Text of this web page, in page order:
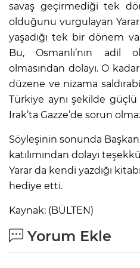
savaş geçirmediği tek
olduğunu vurgulayan
yaşadığı tek bir dönem
Bu, Osmanlı’nın adil
olmasından dolayı. O
düzene ve nizama
Türkiye aynı şekilde güçlü
Irak’ta Gazze’de sorun
Söyleşinin sonunda Başkan
katılımından dolayı
Yarar da kendi yazdığı
hediye etti.
Kaynak: (BÜLTEN)
Yorum Ekle